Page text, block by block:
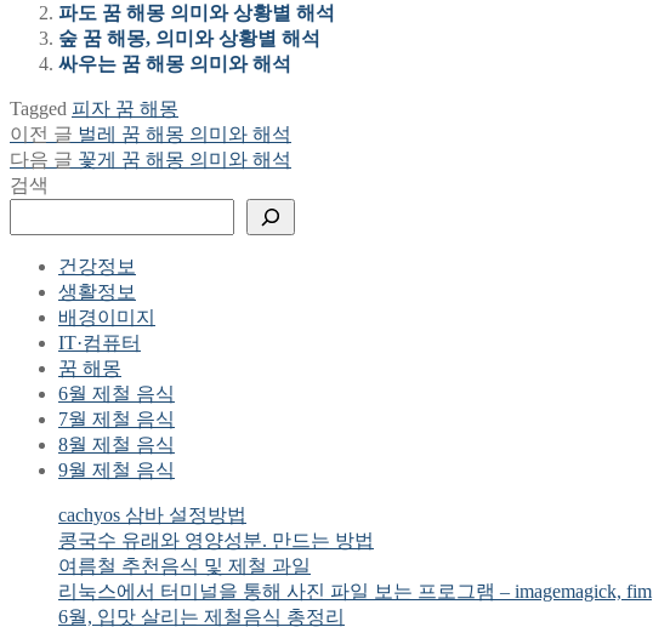
파도 꿈 해몽 의미와 상황별 해석
숲 꿈 해몽, 의미와 상황별 해석
싸우는 꿈 해몽 의미와 해석
Tagged 피자 꿈 해몽
글
탐
이전 글 Previous
post:
벌레 꿈 해몽 의미와 해석
다음 글 Next
꽃게 꿈 해몽 의미와 해석
검색
건강정보
생활정보
배경이미지
IT·컴퓨터
꿈 해몽
6월 제철 음식
7월 제철 음식
8월 제철 음식
9월 제철 음식
cachyos 삼바 설정방법
콩국수 유래와 영양성분. 만드는 방법
여름철 추천음식 및 제철 과일
리눅스에서 터미널을 통해 사진 파일 보는 프로그램 – imagemagick, fim
6월, 입맛 살리는 제철음식 총정리